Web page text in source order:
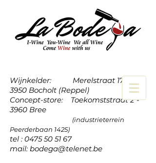
Wijnkelder: Merelstraat 17a -
3950 Bocholt (Reppel)
Concept-store: Toekomststraat 2 -
3960 Bree
(industrieterrein
Peerderbaan 1425)
tel : 0475 50 51 67
mail: bodega@telenet.be